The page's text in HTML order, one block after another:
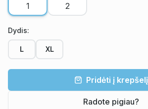
Dydis:
L XL
Pridėti į krepšelį
Radote pigiau?